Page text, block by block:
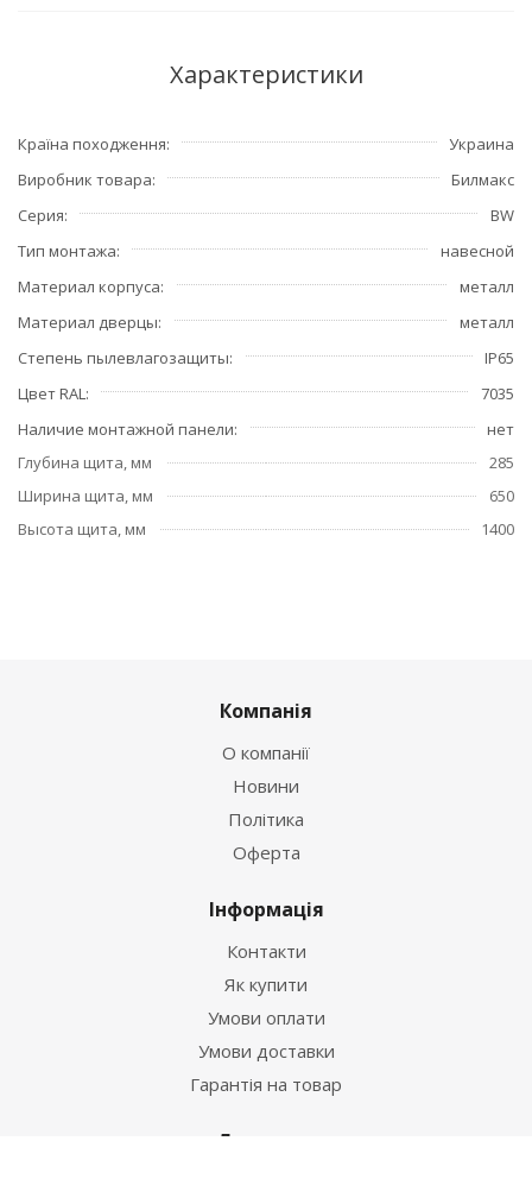
Характеристики
Країна походження
Украина
Виробник товара
Билмакс
Серия
BW
Тип монтажа
навесной
Материал корпуса
металл
Материал дверцы
металл
Степень пылевлагозащиты
IP65
Цвет RAL
7035
Наличие монтажной панели
нет
Глубина щита, мм
285
Ширина щита, мм
650
Высота щита, мм
1400
Компанія
О компанії
Новини
Політика
Оферта
Інформація
Контакти
Як купити
Умови оплати
Умови доставки
Гарантія на товар
Допомога